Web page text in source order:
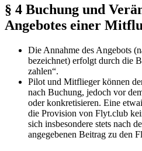
§ 4 Buchung und
Angebotes einer
Die Annahme des Angebots
bezeichnet) erfolgt durch die
zahlen“.
Pilot und Mitflieger können
nach Buchung, jedoch vor
oder konkretisieren. Eine
die Provision von Flyt.club
sich insbesondere stets nach
angegebenen Beitrag zu den